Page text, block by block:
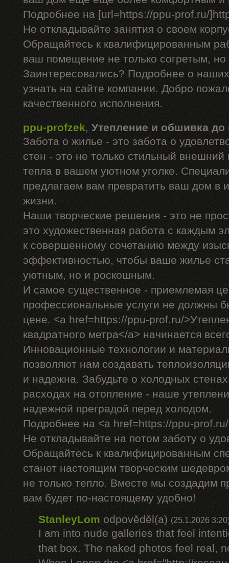
Подробнее на [url=https://ppu-prof.ru/
Не откладывайте занятия о своем
Обращайтесь к квалифицированным
ваш помещение не только согретым,
Заинтересовались? Подробнее о
узнать на сайте компании. Добро
качественного исполнения.
ppu-profzek,Утепление и обшивка до
Забота о жилье - это забота о
стен - это не только стильный
тепла в вашем уютном уголке.
предлагаем вам превратить ваш дом в
жизни.
Наши творческие решения - это не
это художественная работа с каждым
к совершенному сочетанию между
эффективностью, чтобы ваше жилье
уютным, но и роскошным.
И самое существенное - приемлемая
профессиональные услуги не должны
цене. <a href=https://ppu-prof.ru/
квадратного метра</a> начинается
Инновационные технологии и
позволяют нам создавать
и надежна. Забудьте о холодных
расходах на отопление - наше
надежной преградой перед холодом.
Подробнее на <a href=https://ppu-
Не откладывайте на потом заботу о
Обращайтесь к квалифицированным
станет настоящим творческим
не только тепло. Вместе мы создадим
вам будет по-настоящему удобно!
StanleyLom odpověděl(a) (25.1.2026
I am into nude galleries that feel
that box. The naked photos feel real,